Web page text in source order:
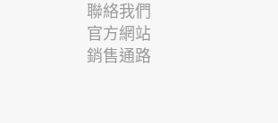
聯絡我們
官方網站
銷售通路